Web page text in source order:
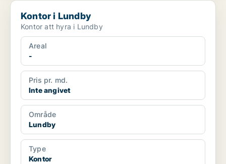
Kontor i Lundby
Kontor i Lundby
Kontor att hyra i Lundby
Areal
-
Pris pr. md.
Inte angivet
Område
Lundby
Type
Kontor